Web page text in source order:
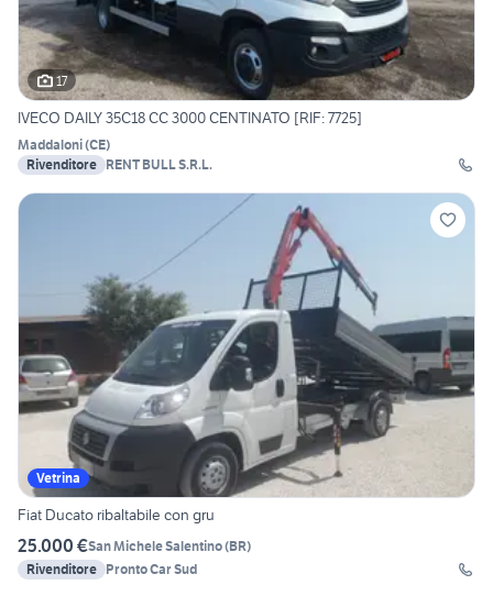
17
IVECO DAILY 35C18 CC 3000 CENTINATO [RIF: 7725]
Maddaloni(CE)
Rivenditore RENT BULL S.R.L.
Vetrina
Fiat Ducato ribaltabile con gru
25.000 €San Michele Salentino(BR)
Rivenditore Pronto Car Sud